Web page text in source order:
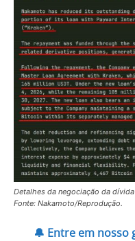
Detalhes da negociação da
Fonte: Nakamoto/Reprodução.
🔔 Entre em